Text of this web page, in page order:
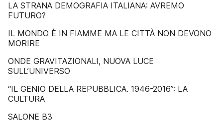
LA STRANA DEMOGRAFIA ITALIANA: AVREMO
FUTURO?
IL MONDO È IN FIAMME MA LE CITTÀ NON DEVONO
MORIRE
ONDE GRAVITAZIONALI, NUOVA LUCE
SULL’UNIVERSO
“IL GENIO DELLA REPUBBLICA. 1946-2016”: LA
CULTURA
SALONE B3